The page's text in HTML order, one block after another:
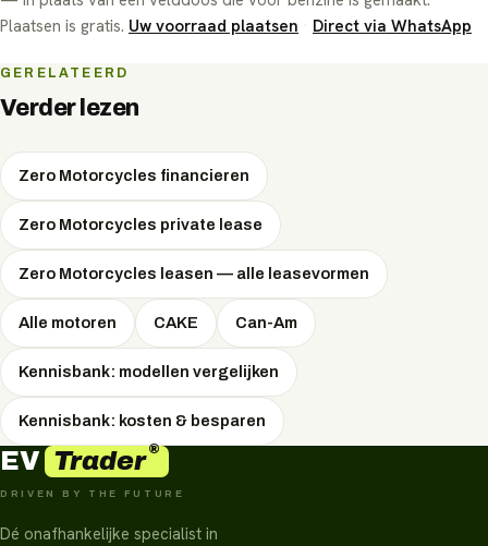
Plaatsen is gratis. Uw voorraad plaatsen · Direct via WhatsApp
GERELATEERD
Verder lezen
Zero Motorcycles financieren
Zero Motorcycles private lease
Zero Motorcycles leasen — alle leasevormen
Alle motoren CAKE Can-Am
Kennisbank: modellen vergelijken
Kennisbank: kosten & besparen
EV Trader®
DRIVEN BY THE FUTURE
Dé onafhankelijke specialist in